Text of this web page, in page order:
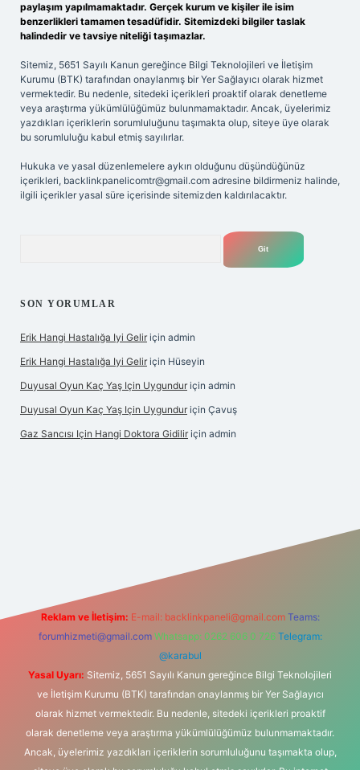
paylaşım yapılmamaktadır. Gerçek kurum ve kişiler ile isim
benzerlikleri tamamen tesadüfidir. Sitemizdeki bilgiler taslak
halindedir ve tavsiye niteliği taşımazlar.
Sitemiz, 5651 Sayılı Kanun gereğince Bilgi Teknolojileri ve İletişim
Kurumu (BTK) tarafından onaylanmış bir Yer Sağlayıcı olarak hizmet
vermektedir. Bu nedenle, sitedeki içerikleri proaktif olarak denetleme
veya araştırma yükümlülüğümüz bulunmamaktadır. Ancak, üyelerimiz
yazdıkları içeriklerin sorumluluğunu taşımakta olup, siteye üye olarak
bu sorumluluğu kabul etmiş sayılırlar.
Hukuka ve yasal düzenlemelere aykırı olduğunu düşündüğünüz
içerikleri, backlinkpanelicomtr@gmail.com adresine bildirmeniz halinde,
ilgili içerikler yasal süre içerisinde sitemizden kaldırılacaktır.
SON YORUMLAR
Erik Hangi Hastalığa Iyi Gelir için admin
Erik Hangi Hastalığa Iyi Gelir için Hüseyin
Duyusal Oyun Kaç Yaş Için Uygundur için admin
Duyusal Oyun Kaç Yaş Için Uygundur için Çavuş
Gaz Sancısı Için Hangi Doktora Gidilir için admin
Reklam ve İletişim: E-mail: backlinkpaneli@gmail.com Teams:
forumhizmeti@gmail.com Whatsapp: 0262 606 0 726 Telegram:
@karabul
Yasal Uyarı: Sitemiz, 5651 Sayılı Kanun gereğince Bilgi Teknolojileri
ve İletişim Kurumu (BTK) tarafından onaylanmış bir Yer Sağlayıcı
olarak hizmet vermektedir. Bu nedenle, sitedeki içerikleri proaktif
olarak denetleme veya araştırma yükümlülüğümüz bulunmamaktadır.
Ancak, üyelerimiz yazdıkları içeriklerin sorumluluğunu taşımakta olup,